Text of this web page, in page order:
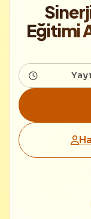
Eğitimi